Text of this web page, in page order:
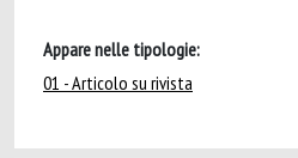
Appare nelle tipologie:
01 - Articolo su rivista